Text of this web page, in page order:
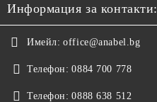
Информация за контакти:
Имейл: office@anabel.bg
Телефон: 0884 700 778
Телефон: 0888 638 512